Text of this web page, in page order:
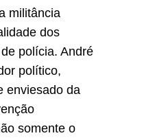
militância
dos
polícia. André
político,
enviesado da
somente o